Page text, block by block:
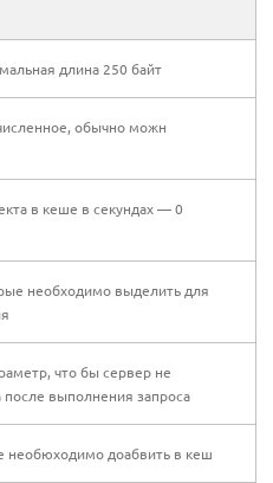
длина 250 байт
обычно можн
в кеше в секундах — 0
необходимо выделить для
что бы сервер не
после выполнения запроса
необюходимо доабвить в кеш